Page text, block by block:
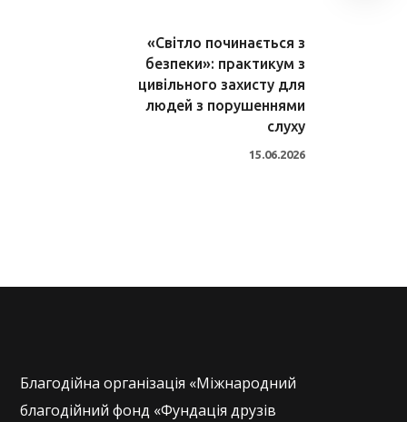
«Світло починається з
безпеки»: практикум з
цивільного захисту для
людей з порушеннями
слуху
15.06.2026
Благодійна організація «Міжнародний
благодійний фонд «Фундація друзів